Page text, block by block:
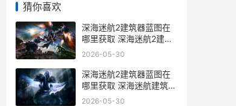
猜你喜欢
深海迷航2建筑器蓝图在
哪里获取 深海迷航2建筑
枪
2026-05-30
深海迷航2建筑器蓝图在
哪里获取 深海迷航建筑布
局
2026-05-30